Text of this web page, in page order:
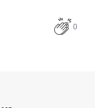
0